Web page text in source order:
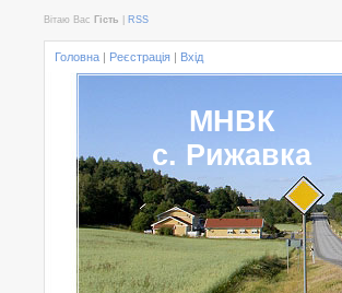
Вітаю Вас Гість RSS
Головна | Реєстрація | Вхід
МНВК
с. Рижавка